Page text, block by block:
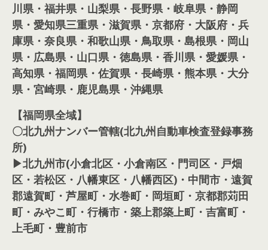
川県・福井県・山梨県・長野県・岐阜県・静岡
県・愛知県三重県・滋賀県・京都府・大阪府・兵
庫県・奈良県・和歌山県・鳥取県・島根県・岡山
県・広島県・山口県・徳島県・香川県・愛媛県・
高知県・福岡県・佐賀県・長崎県・熊本県・大分
県・宮崎県・鹿児島県・沖縄県
【福岡県全域】
〇北九州ナンバー管轄(北九州自動車検査登録事務
所)
▶北九州市(小倉北区・小倉南区・門司区・戸畑
区・若松区・八幡東区・八幡西区)・中間市・遠賀
郡遠賀町・芦屋町・水巻町・岡垣町・京都郡苅田
町・みやこ町・行橋市・築上郡築上町・吉富町・
上毛町・豊前市